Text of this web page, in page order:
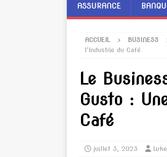
ASSURANCE
ACCUEIL BUSINESS
l’Industrie du Café
Le
Gusto :
Café
juillet 3, 2023